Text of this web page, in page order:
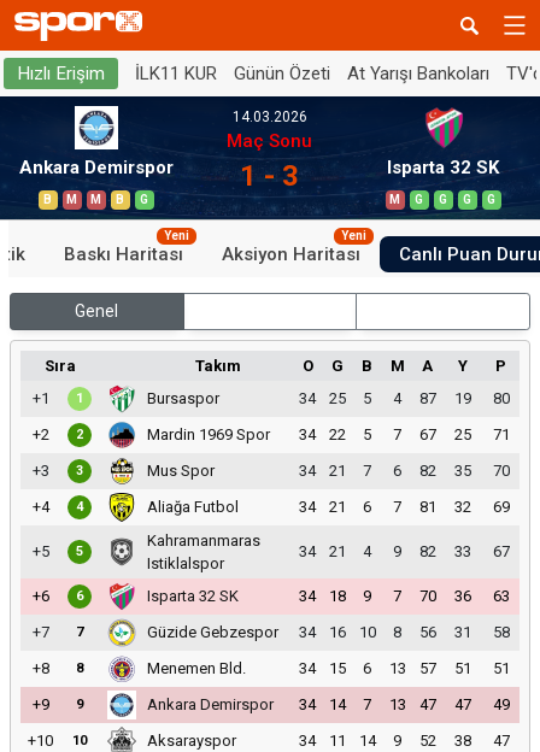
Hızlı Erişim İLK11 KUR Günün Özeti At Yarışı Bankoları
Ankara Demirspor
B M M B G
14.03.2026
Maç Sonu
1 - 3 Isparta 32 SK
M G G G G
Baskı Haritası
Yeni
Aksiyon Haritası
Yeni
Canlı Puan
Genel
Sıra Takım O G B M A Y
P
+1
1 Bursaspor 34 25 5 4 87 19
80
+2
2 Mardin 1969 Spor 34 22 5 7 67 25
71
+3
3 Mus Spor 34 21 7 6 82 35
70
+4
4 Aliağa Futbol 34 21 6 7 81 32 69
+5 5
Kahramanmaras
Istiklalspor
34 21 4 9 82 33 67
+6 6 Isparta 32 SK 34 18 9 7 70 36
63
+7
7 Güzide Gebzespor 34 16 10 8 56 31
58
+8
8 Menemen Bld. 34 15 6 13 57 51
51
+9
9 Ankara Demirspor 34 14 7 13 47 47
49
+10
10 Aksarayspor 34 11 14 9 52 38
47